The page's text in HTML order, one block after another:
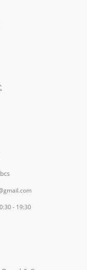
- 19:30